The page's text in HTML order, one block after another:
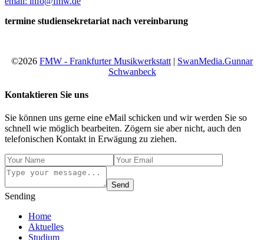
termine studiensekretariat nach vereinbarung
©2026 FMW - Frankfurter Musikwerkstatt | SwanMedia.Gunnar
Schwanbeck
Kontaktieren Sie uns
Sie können uns gerne eine eMail schicken und wir werden Sie so
schnell wie möglich bearbeiten. Zögern sie aber nicht, auch den
telefonischen Kontakt in Erwägung zu ziehen.
Send
Sending
Home
Aktuelles
Studium